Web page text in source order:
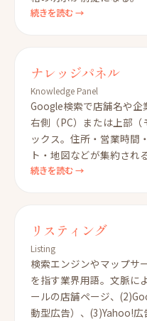
続きを読む →
ナレッジパネル
Knowledge Panel
Google検索で店舗名や企
右側（PC）または上部
ックス。住所・営業時間
ト・地図などが集約される
続きを読む →
リスティング
Listing
検索エンジンやマップサ
を指す業界用語。文脈に
ールの店舗ページ、
動型広告）、(3)Yahoo!